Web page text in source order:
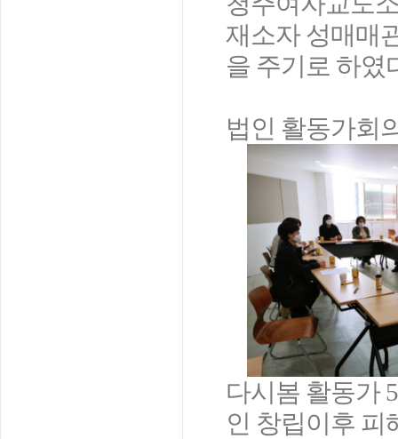
재소자 성매매
을 주기로 하였
법인 활동가회
다시봄 활동가5
인 창립이후 피